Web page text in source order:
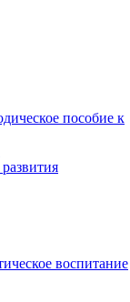
пособие к
воспитание